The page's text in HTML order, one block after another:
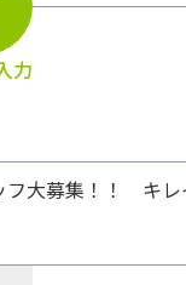
力
大募集！！ キレ